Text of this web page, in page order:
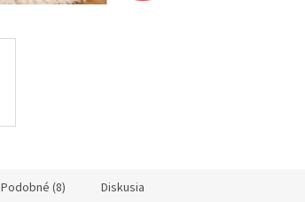
Podobné (8) Diskusia